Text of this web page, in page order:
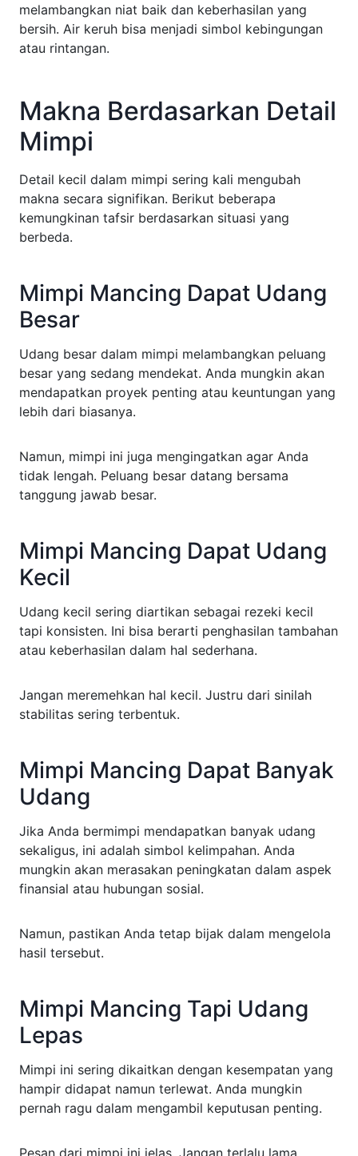
melambangkan niat baik dan keberhasilan yang
bersih. Air keruh bisa menjadi simbol kebingungan
atau rintangan.
Makna Berdasarkan Detail
Mimpi
Detail kecil dalam mimpi sering kali mengubah
makna secara signifikan. Berikut beberapa
kemungkinan tafsir berdasarkan situasi yang
berbeda.
Mimpi Mancing Dapat Udang
Besar
Udang besar dalam mimpi melambangkan peluang
besar yang sedang mendekat. Anda mungkin akan
mendapatkan proyek penting atau keuntungan yang
lebih dari biasanya.
Namun, mimpi ini juga mengingatkan agar Anda
tidak lengah. Peluang besar datang bersama
tanggung jawab besar.
Mimpi Mancing Dapat Udang
Kecil
Udang kecil sering diartikan sebagai rezeki kecil
tapi konsisten. Ini bisa berarti penghasilan tambahan
atau keberhasilan dalam hal sederhana.
Jangan meremehkan hal kecil. Justru dari sinilah
stabilitas sering terbentuk.
Mimpi Mancing Dapat Banyak
Udang
Jika Anda bermimpi mendapatkan banyak udang
sekaligus, ini adalah simbol kelimpahan. Anda
mungkin akan merasakan peningkatan dalam aspek
finansial atau hubungan sosial.
Namun, pastikan Anda tetap bijak dalam mengelola
hasil tersebut.
Mimpi Mancing Tapi Udang
Lepas
Mimpi ini sering dikaitkan dengan kesempatan yang
hampir didapat namun terlewat. Anda mungkin
pernah ragu dalam mengambil keputusan penting.
Pesan dari mimpi ini jelas. Jangan terlalu lama